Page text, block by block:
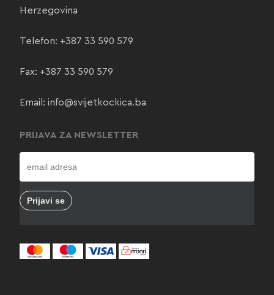
Herzegovina
Telefon: +387 33 590 579
Fax: +387 33 590 579
Email: info@svijetkockica.ba
PRIJAVA ZA NEWSLETTER